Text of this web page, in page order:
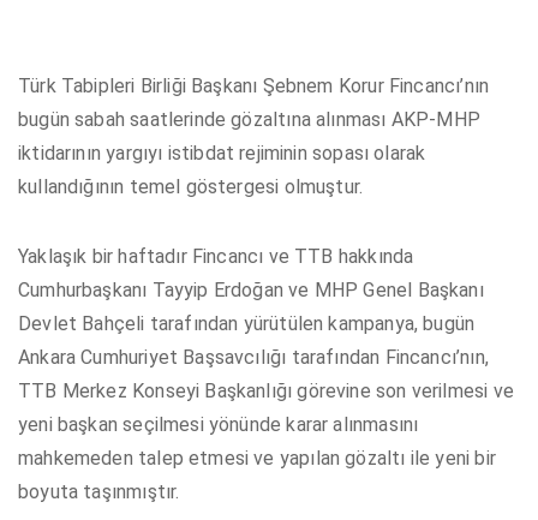
Türk Tabipleri Birliği Başkanı Şebnem Korur Fincancı’nın
bugün sabah saatlerinde gözaltına alınması AKP-MHP
iktidarının yargıyı istibdat rejiminin sopası olarak
kullandığının temel göstergesi olmuştur.
Yaklaşık bir haftadır Fincancı ve TTB hakkında
Cumhurbaşkanı Tayyip Erdoğan ve MHP Genel Başkanı
Devlet Bahçeli tarafından yürütülen kampanya, bugün
Ankara Cumhuriyet Başsavcılığı tarafından Fincancı’nın,
TTB Merkez Konseyi Başkanlığı görevine son verilmesi ve
yeni başkan seçilmesi yönünde karar alınmasını
mahkemeden talep etmesi ve yapılan gözaltı ile yeni bir
boyuta taşınmıştır.